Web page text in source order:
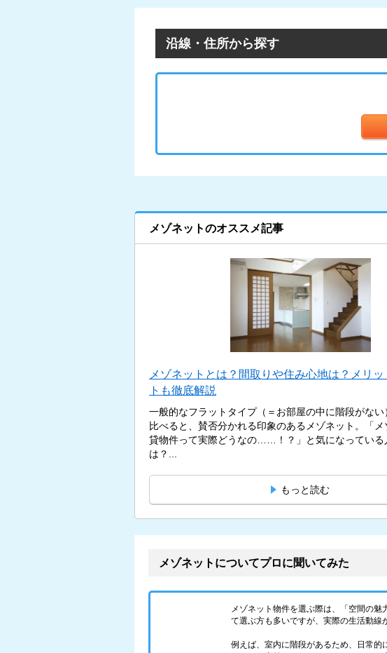
沿線・住所から探す
メゾネットのオススメ記事
メゾネットとは？間取りや住み心地は？メリ
トも徹底解説
一般的なフラットタイプ（＝お部屋の中に階段がない
比べると、賛否分かれる印象のあるメゾネット。「
貸物件って実際どうなの……！？」と気になっている
は？...
もっと読む
メゾネットについてプロに聞いてみた
メゾネット物件を選ぶ際は、「空間の
て選ぶ方も多いですが、実際の生活動線
例えば、室内に階段があるため、日常的